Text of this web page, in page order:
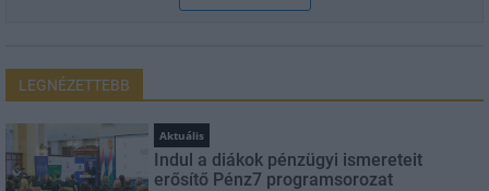
LEGNÉZETTEBB
Aktuális
Indul a diákok pénzügyi ismereteit
erősítő Pénz7 programsorozat